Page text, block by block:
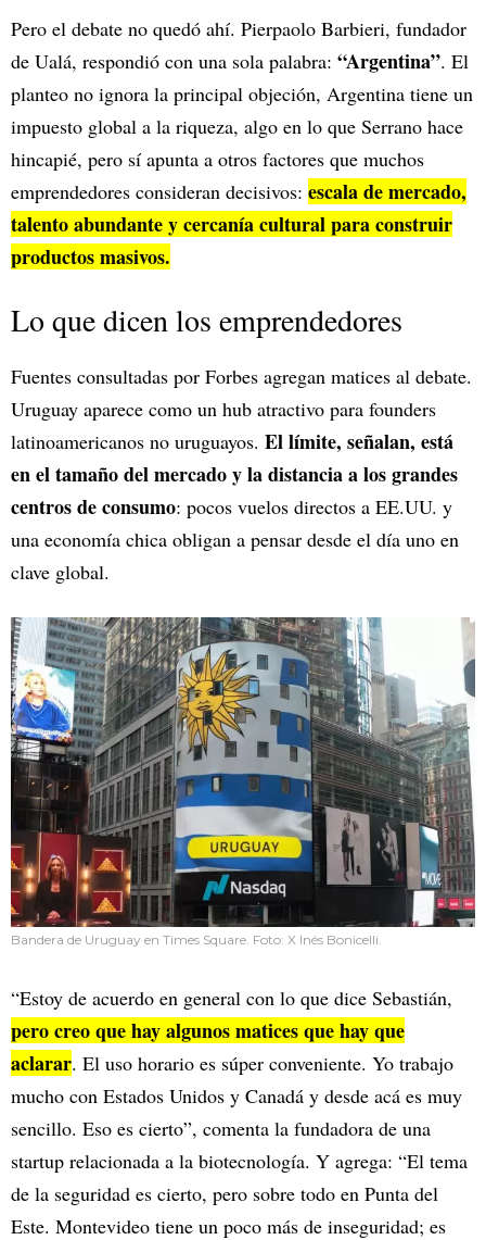
Pero el debate no quedó ahí. Pierpaolo Barbieri, fundador
de Ualá, respondió con una sola palabra: “Argentina”. El
planteo no ignora la principal objeción, Argentina tiene un
impuesto global a la riqueza, algo en lo que Serrano hace
hincapié, pero sí apunta a otros factores que muchos
emprendedores consideran decisivos: escala de mercado,
talento abundante y cercanía cultural para construir
productos masivos.
Lo que dicen los emprendedores
Fuentes consultadas por Forbes agregan matices al debate.
Uruguay aparece como un hub atractivo para founders
latinoamericanos no uruguayos. El límite, señalan, está
en el tamaño del mercado y la distancia a los grandes
centros de consumo: pocos vuelos directos a EE.UU. y
una economía chica obligan a pensar desde el día uno en
clave global.
Bandera de Uruguay en Times Square. Foto: X Inés Bonicelli.
“Estoy de acuerdo en general con lo que dice Sebastián,
pero creo que hay algunos matices que hay que
aclarar. El uso horario es súper conveniente. Yo trabajo
mucho con Estados Unidos y Canadá y desde acá es muy
sencillo. Eso es cierto”, comenta la fundadora de una
startup relacionada a la biotecnología. Y agrega: “El tema
de la seguridad es cierto, pero sobre todo en Punta del
Este. Montevideo tiene un poco más de inseguridad; es